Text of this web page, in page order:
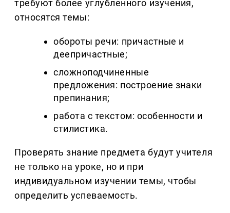
требуют более углубленного изучения,
относятся темы:
обороты речи: причастные и
деепричастные;
сложноподчиненные
предложения: построение знаки
препинания;
работа с текстом: особенности и
стилистика.
Проверять знание предмета будут учителя
не только на уроке, но и при
индивидуальном изучении темы, чтобы
определить успеваемость.